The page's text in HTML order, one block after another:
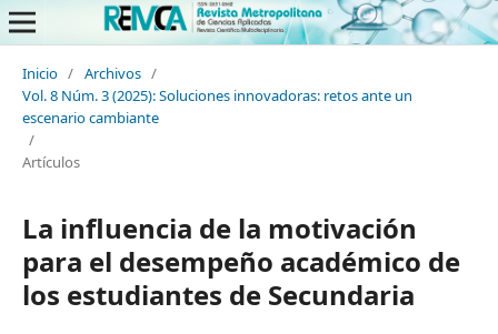
Inicio / Archivos /
Vol. 8 Núm. 3 (2025): Soluciones innovadoras: retos ante un
escenario cambiante
/
Artículos
La influencia de la motivación
para el desempeño académico de
los estudiantes de Secundaria